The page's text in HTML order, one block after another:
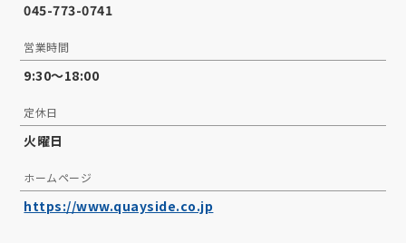
045-773-0741
営業時間
9:30～18:00
定休日
火曜日
ホームページ
https://www.quayside.co.jp